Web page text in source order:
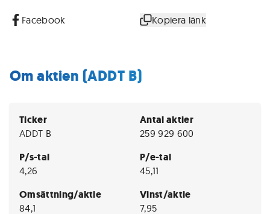
Facebook Kopiera länk
Om aktien (ADDT B)
Ticker
ADDT B
Antal aktier
259 929 600
P/s-tal
4,26
P/e-tal
45,11
Omsättning/aktie
84,1
Vinst/aktie
7,95